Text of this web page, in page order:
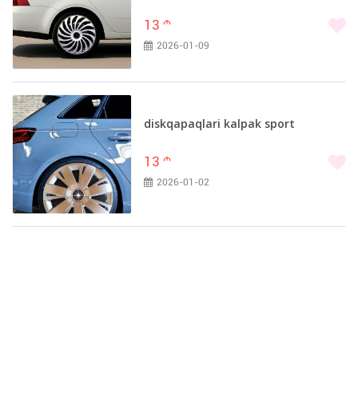
13 m
2026-01-09
diskqapaqlari kalpak sport
13 m
2026-01-02